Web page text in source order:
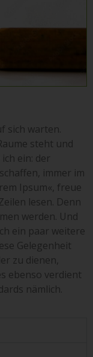
sich warten.
steht und
ein: der
immer im
Ipsum«, freue
lesen. Denn
werden. Und
ein paar weitere
Gelegenheit
zu dienen,
ebenso verdient
nämlich.